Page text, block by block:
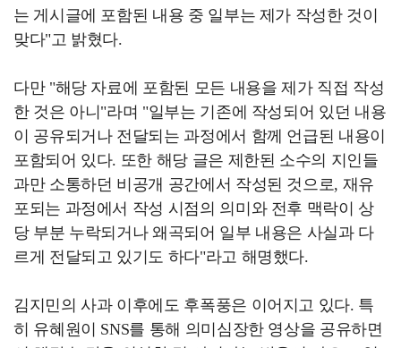
는 게시글에 포함된 내용 중 일부는 제가 작성한 것이
맞다"고 밝혔다.
다만 "해당 자료에 포함된 모든 내용을 제가 직접 작성
한 것은 아니"라며 "일부는 기존에 작성되어 있던 내용
이 공유되거나 전달되는 과정에서 함께 언급된 내용이
포함되어 있다. 또한 해당 글은 제한된 소수의 지인들
과만 소통하던 비공개 공간에서 작성된 것으로, 재유
포되는 과정에서 작성 시점의 의미와 전후 맥락이 상
당 부분 누락되거나 왜곡되어 일부 내용은 사실과 다
르게 전달되고 있기도 하다"라고 해명했다.
김지민의 사과 이후에도 후폭풍은 이어지고 있다. 특
히 유혜원이 SNS를 통해 의미심장한 영상을 공유하면